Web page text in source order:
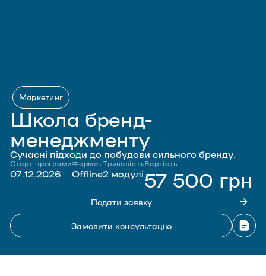
Маркетинг
Школа бренд-
менеджменту
Сучасні підходи до побудови сильного бренду.
Старт програми
07.12.2026
Формат
Offline
Тривалість
2 модулі
Вартість
57 500 грн
Подати заявку
Замовити консультацію